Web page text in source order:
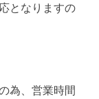
となりますの
為、営業時間